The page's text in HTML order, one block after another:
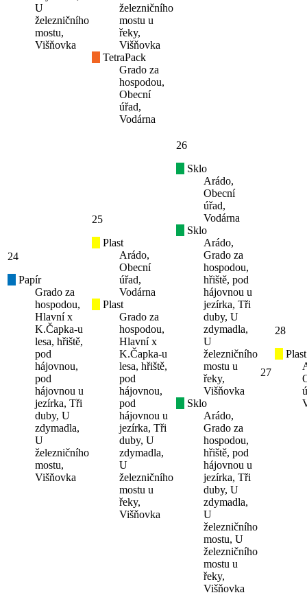
U
železničního
mostu,
Višňovka
železničního
mostu u
řeky,
Višňovka
TetraPack
Grado za
hospodou,
Obecní
úřad,
Vodárna
24
Papír
Grado za
hospodou,
Hlavní x
K.Čapka-u
lesa, hřiště,
pod
hájovnou,
pod
hájovnou u
jezírka, Tři
duby, U
zdymadla,
U
železničního
mostu,
Višňovka
25
Plast
Arádo,
Obecní
úřad,
Vodárna
Plast
Grado za
hospodou,
Hlavní x
K.Čapka-u
lesa, hřiště,
pod
hájovnou,
pod
hájovnou u
jezírka, Tři
duby, U
zdymadla,
U
železničního
mostu u
řeky,
Višňovka
26
Sklo
Arádo,
Obecní
úřad,
Vodárna
Sklo
Arádo,
Grado za
hospodou,
hřiště, pod
hájovnou u
jezírka, Tři
duby, U
zdymadla,
U
železničního
mostu u
řeky,
Višňovka
Sklo
Arádo,
Grado za
hospodou,
hřiště, pod
hájovnou u
jezírka, Tři
duby, U
zdymadla,
U
železničního
mostu, U
železničního
mostu u
řeky,
Višňovka
27
28
Plast